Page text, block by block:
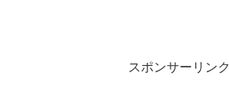
スポンサーリンク